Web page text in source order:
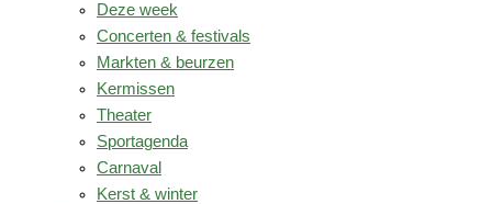
Deze week
Concerten & festivals
Markten & beurzen
Kermissen
Theater
Sportagenda
Carnaval
Kerst & winter